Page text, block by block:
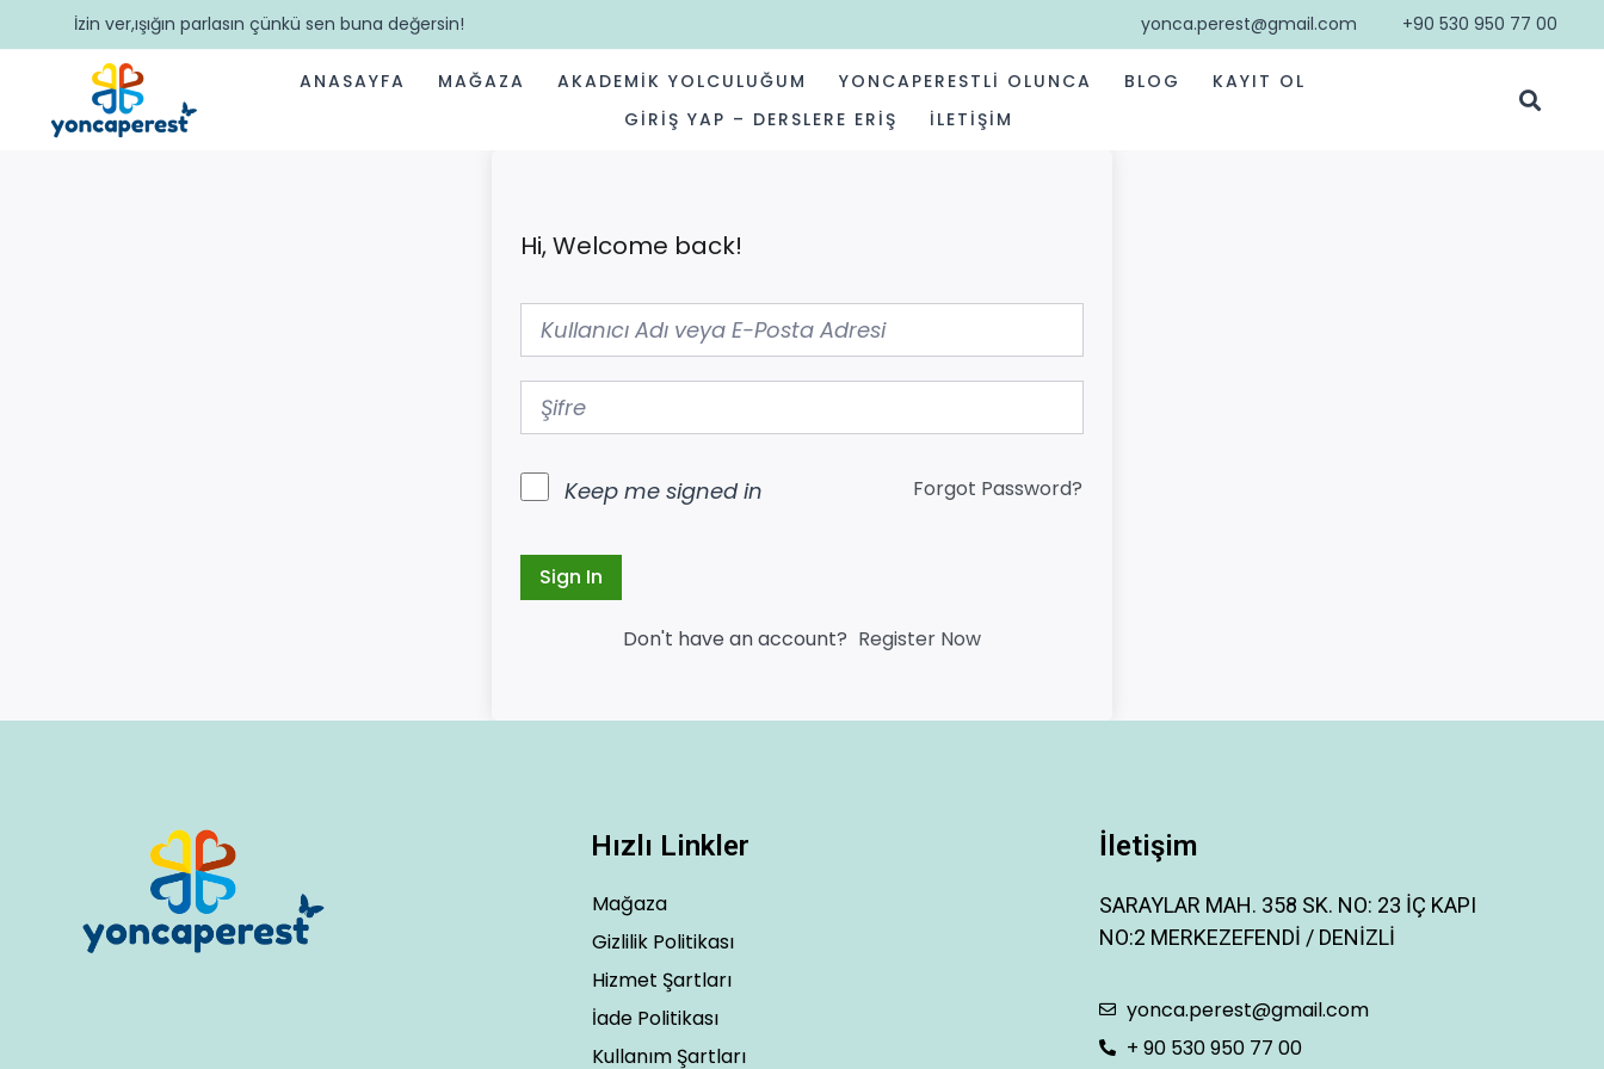
İzin ver,ışığın parlasın çünkü sen buna değersin! yonca.perest@gmail.com +90 530 950 77 00
ANASAYFA MAĞAZA AKADEMIK YOLCULUĞUM YONCAPERESTLI OLUNCA BLOG
KAYIT OL
GIRIŞ YAP – DERSLERE ERIŞ
İLETIŞIM
Hi, Welcome back!
Keep me signed in Forgot Password?
Sign In
Don't have an account? Register Now
Hızlı Linkler
Mağaza
Gizlilik Politikası
Hizmet Şartları
İade Politikası
Kullanım Şartları
İletişim
SARAYLAR MAH. 358 SK. NO: 23 İÇ KAPI
NO:2 MERKEZEFENDİ / DENİZLİ
yonca.perest@gmail.com
+ 90 530 950 77 00